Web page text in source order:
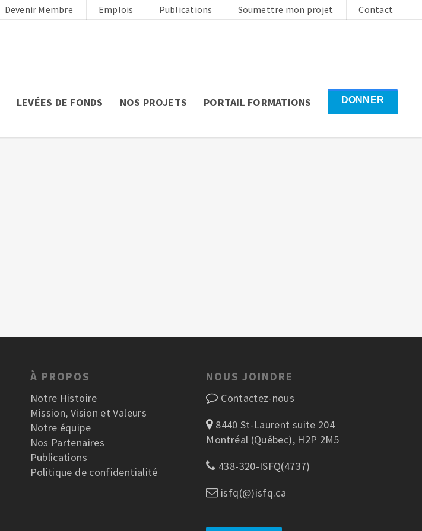
Devenir Membre Emplois Publications Soumettre mon projet Contact
LEVÉES DE FONDS NOS PROJETS PORTAIL FORMATIONS DONNER
À PROPOS
Notre Histoire
Mission, Vision et Valeurs
Notre équipe
Nos Partenaires
Publications
Politique de confidentialité
NOUS JOINDRE
Contactez-nous
8440 St-Laurent suite 204
Montréal (Québec), H2P 2M5
438-320-ISFQ(4737)
isfq(@)isfq.ca